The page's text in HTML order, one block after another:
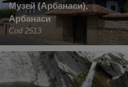
Музей (Арбанаси),
Арбанаси
Cod 2513